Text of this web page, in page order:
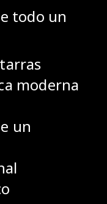
todo un
moderna
un